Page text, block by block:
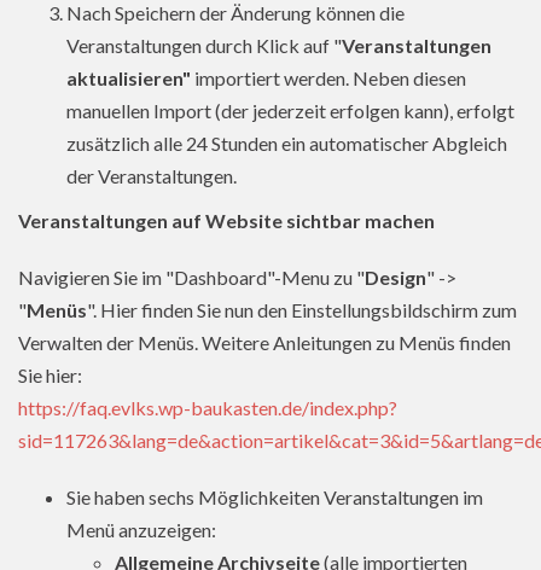
Nach Speichern der Änderung können die
Veranstaltungen durch Klick auf "Veranstaltungen
aktualisieren" importiert werden. Neben diesen
manuellen Import (der jederzeit erfolgen kann), erfolgt
zusätzlich alle 24 Stunden ein automatischer Abgleich
der Veranstaltungen.
Veranstaltungen auf Website sichtbar machen
Navigieren Sie im "Dashboard"-Menu zu "Design" ->
"Menüs". Hier finden Sie nun den Einstellungsbildschirm zum
Verwalten der Menüs. Weitere Anleitungen zu Menüs finden
Sie hier:
https://faq.evlks.wp-baukasten.de/index.php?
Sie haben sechs Möglichkeiten Veranstaltungen im
Menü anzuzeigen:
Allgemeine Archivseite(alle importierten